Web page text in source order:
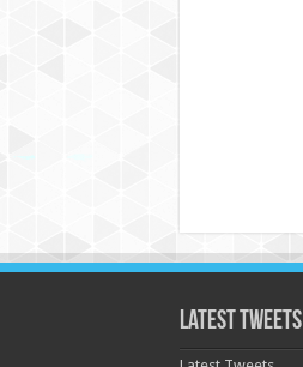
Latest Tweets